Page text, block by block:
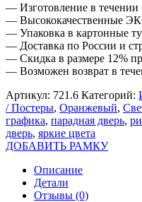
— Изготовление в течении
— Высококачественные
— Упаковка в картонные
— Доставка по России и
— Скидка в размере 12%
— Возможен возврат в
Артикул: 721.6 Категорий:
/ Постеры, Оранжевый,
графика, парадная дверь,
дверь, яркие цвета
ДОБАВИТЬ РАМКУ
Описание
Детали
Отзывы (0)